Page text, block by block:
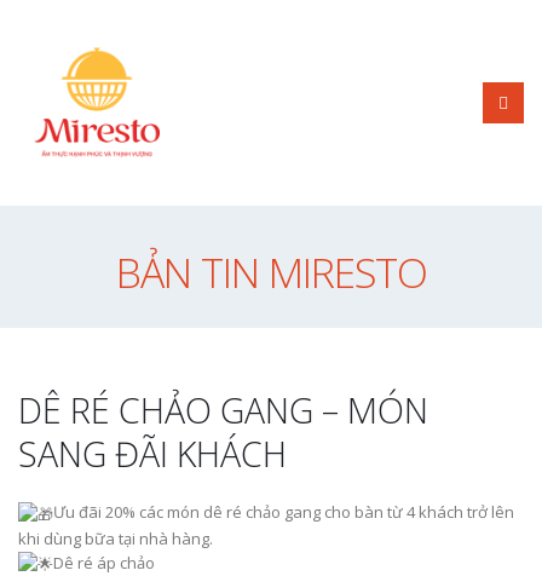
BẢN TIN MIRESTO
DÊ RÉ CHẢO GANG – MÓN
SANG ĐÃI KHÁCH
Ưu đãi 20% các món dê ré chảo gang cho bàn từ 4 khách trở lên
khi dùng bữa tại nhà hàng.
Dê ré áp chảo